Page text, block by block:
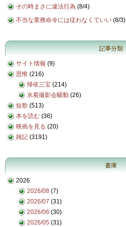
その時まさに違法行為 (8/4)
不当な業務命令には従わなくていい (8/3)
記事分類
サイト情報 (9)
思惟 (216)
帰依三宝 (214)
水着撮影会騒動 (26)
短歌 (513)
本を読む (36)
映画を見る (20)
雑記 (3191)
書庫
2026
2026/08 (7)
2026/07 (31)
2026/06 (30)
2026/05 (31)